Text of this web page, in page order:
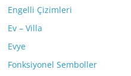
Engelli Çizimleri
Ev – Villa
Evye
Fonksiyonel Semboller